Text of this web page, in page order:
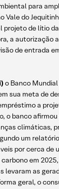
para
Vale do
projeto de lítio
a autorização
de entrada
o Banco
sua meta de
a
o banco
climáticas,
um
por cerca de
em
levaram as
geral, o